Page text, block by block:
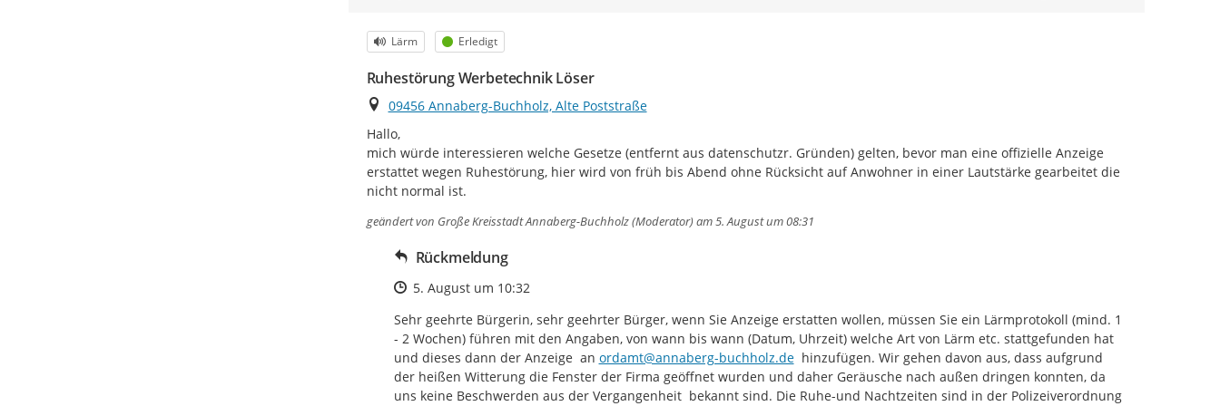
Kategorie
Lärm Status
Erledigt
Ruhestörung Werbetechnik Löser
Ort
09456 Annaberg-Buchholz, Alte Poststraße
Hallo,
mich würde interessieren welche Gesetze (entfernt aus datenschutzr. Gründen) gelten, bevor man eine offizielle Anzeige
erstattet wegen Ruhestörung, hier wird von früh bis Abend ohne Rücksicht auf Anwohner in einer Lautstärke gearbeitet die
nicht normal ist.
geändert von Große Kreisstadt Annaberg-Buchholz (Moderator)am 5. August um 08:31
Rückmeldung
Zeitpunkt des Erstellens
5. August um 10:32
Sehr geehrte Bürgerin, sehr geehrter Bürger, wenn Sie Anzeige erstatten wollen, müssen Sie ein Lärmprotokoll (mind. 1
- 2 Wochen) führen mit den Angaben, von wann bis wann (Datum, Uhrzeit) welche Art von Lärm etc. stattgefunden hat
und dieses dann der Anzeige  an ordamt@annaberg-buchholz.de
  hinzufügen. Wir gehen davon aus, dass aufgrund
der heißen Witterung die Fenster der Firma geöffnet wurden und daher Geräusche nach außen dringen konnten, da
uns keine Beschwerden aus der Vergangenheit  bekannt sind. Die Ruhe-und Nachtzeiten sind in der Polizeiverordnung